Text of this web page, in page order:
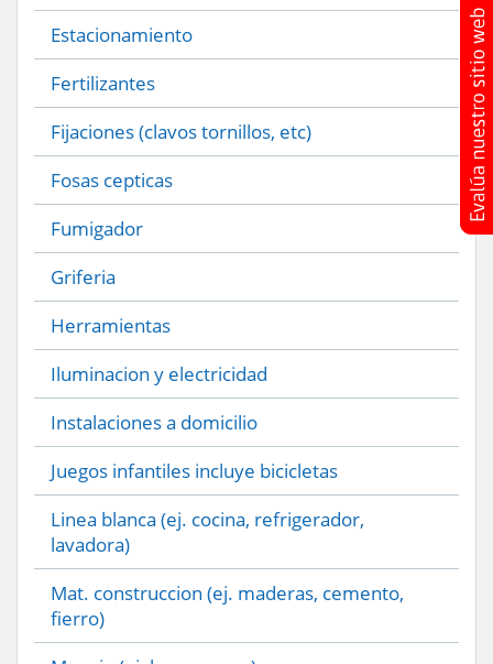
Estacionamiento
Fertilizantes
Fijaciones (clavos tornillos, etc)
Fosas cepticas
Fumigador
Griferia
Herramientas
Iluminacion y electricidad
Instalaciones a domicilio
Juegos infantiles incluye bicicletas
Linea blanca (ej. cocina, refrigerador,
lavadora)
Mat. construccion (ej. maderas, cemento,
fierro)